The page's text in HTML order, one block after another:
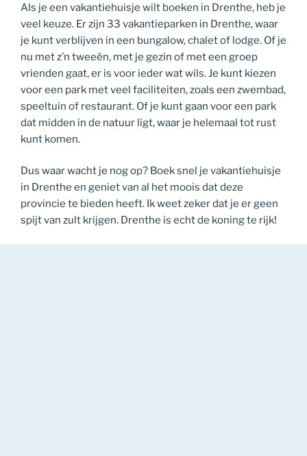
Als je een vakantiehuisje wilt boeken in Drenthe, heb je
veel keuze. Er zijn 33 vakantieparken in Drenthe, waar
je kunt verblijven in een bungalow, chalet of lodge. Of je
nu met z’n tweeën, met je gezin of met een groep
vrienden gaat, er is voor ieder wat wils. Je kunt kiezen
voor een park met veel faciliteiten, zoals een zwembad,
speeltuin of restaurant. Of je kunt gaan voor een park
dat midden in de natuur ligt, waar je helemaal tot rust
kunt komen.
Dus waar wacht je nog op? Boek snel je vakantiehuisje
in Drenthe en geniet van al het moois dat deze
provincie te bieden heeft. Ik weet zeker dat je er geen
spijt van zult krijgen. Drenthe is echt de koning te rijk!